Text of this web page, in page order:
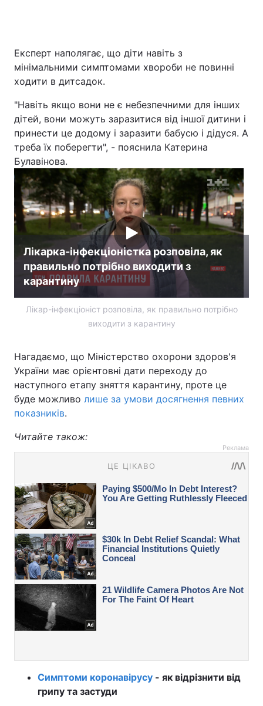
Експерт наполягає, що діти навіть з
мінімальними симптомами хвороби не повинні
ходити в дитсадок.
"Навіть якщо вони не є небезпечними для інших
дітей, вони можуть заразитися від іншої дитини і
принести це додому і заразити бабусю і дідуся. А
треба їх поберегти", - пояснила Катерина
Булавінова.
Лікарка-інфекціоністка розповіла, як
правильно потрібно виходити з
карантину
Лікар-інфекціоніст розповіла, як правильно потрібно
виходити з карантину
Нагадаємо, що Міністерство охорони здоров'я
України має орієнтовні дати переходу до
наступного етапу зняття карантину, проте це
буде можливо лише за умови досягнення певних
показників.
Читайте також:
Реклама
Симптоми коронавірусу - як відрізнити від
грипу та застуди